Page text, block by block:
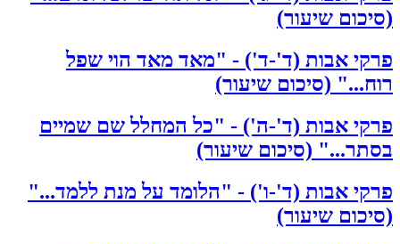
(סיכום שיעור)
פרקי אבות (ד'-ד') - "מאד מאד הוי שפל
רוח..." (סיכום שיעור)
פרקי אבות (ד'-ה') - "כל המחלל שם שמיים
בסתר..." (סיכום שיעור)
פרקי אבות (ד'-ו') - "הלומד על מנת ללמד..."
(סיכום שיעור)